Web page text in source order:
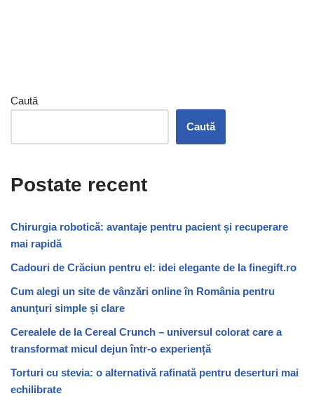
Caută
Caută
Postate recent
Chirurgia robotică: avantaje pentru pacient și recuperare
mai rapidă
Cadouri de Crăciun pentru el: idei elegante de la finegift.ro
Cum alegi un site de vânzări online în România pentru
anunțuri simple și clare
Cerealele de la Cereal Crunch – universul colorat care a
transformat micul dejun într-o experiență
Torturi cu stevia: o alternativă rafinată pentru deserturi mai
echilibrate